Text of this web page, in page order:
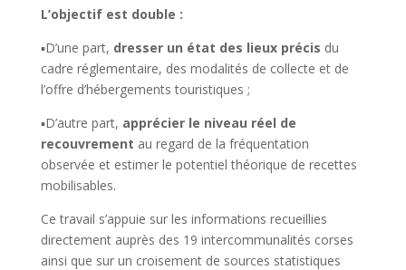
L’objectif est double :
▪D’une part, dresser un état des lieux précis du
cadre réglementaire, des modalités de collecte et de
l’offre d’hébergements touristiques ;
▪D’autre part, apprécier le niveau réel de
recouvrement au regard de la fréquentation
observée et estimer le potentiel théorique de recettes
mobilisables.
Ce travail s’appuie sur les informations recueillies
directement auprès des 19 intercommunalités corses
ainsi que sur un croisement de sources statistiques